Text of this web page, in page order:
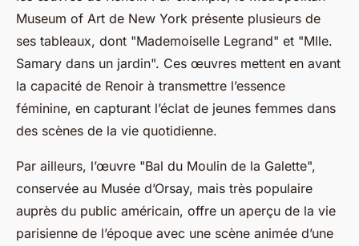
Museum of Art de New York présente plusieurs de
ses tableaux, dont "Mademoiselle Legrand" et "Mlle.
Samary dans un jardin". Ces œuvres mettent en avant
la capacité de Renoir à transmettre l’essence
féminine, en capturant l’éclat de jeunes femmes dans
des scènes de la vie quotidienne.
Par ailleurs, l’œuvre "Bal du Moulin de la Galette",
conservée au Musée d’Orsay, mais très populaire
auprès du public américain, offre un aperçu de la vie
parisienne de l’époque avec une scène animée d’une